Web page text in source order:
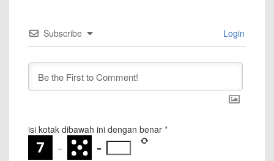
Subscribe Login
isi kotak dibawah ini dengan benar *
−
=